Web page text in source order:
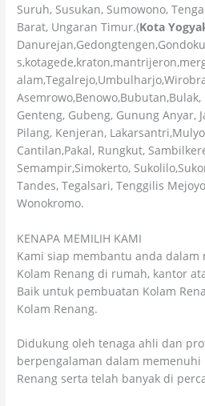
Suruh, Susukan, Sumowono,
Barat, Ungaran Timur.(Kota
Genteng, Gubeng, Gunung Anyar,
Pilang, Kenjeran,
Cantilan,Pakal, Rungkut,
Semampir,Simokerto,
Tandes, Tegalsari, Tenggilis
Wonokromo.
KENAPA MEMILIH KAMI
Kami siap membantu anda dalam
Kolam Renang di rumah, kantor
Baik untuk pembuatan Kolam
Kolam Renang.
Didukung oleh tenaga ahli dan
berpengalaman dalam memenuhi
Renang serta telah banyak di